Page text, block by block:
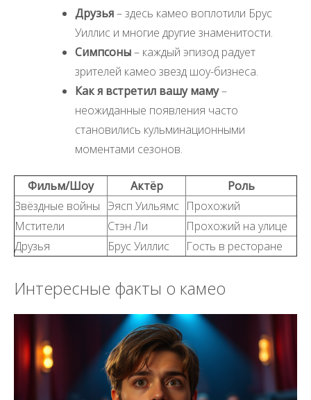
Друзья– здесь камео воплотили Брус
Уиллис и многие другие знаменитости.
Симпсоны– каждый эпизод радует
зрителей камео звезд шоу-бизнеса.
Как я встретил вашу маму–
неожиданные появления часто
становились кульминационными
моментами сезонов.
Фильм/Шоу Актёр
Роль
Звёздные войны Эясп Уильямс Прохожий
Мстители
Стэн Ли
Прохожий на улице
Друзья
Брус Уиллис Гость в ресторане
Интересные факты о камео